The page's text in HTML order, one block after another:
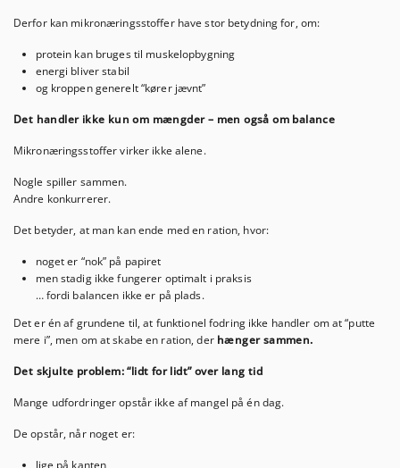
Derfor kan mikronæringsstoffer have stor betydning for, om:
protein kan bruges til muskelopbygning
energi bliver stabil
og kroppen generelt “kører jævnt”
Det handler ikke kun om mængder – men også om balance
Mikronæringsstoffer virker ikke alene.
Nogle spiller sammen.
Andre konkurrerer.
Det betyder, at man kan ende med en ration, hvor:
noget er “nok” på papiret
men stadig ikke fungerer optimalt i praksis
… fordi balancen ikke er på plads.
Det er én af grundene til, at funktionel fodring ikke handler om at “putte
mere i”, men om at skabe en ration, der hænger sammen.
Det skjulte problem: “lidt for lidt” over lang tid
Mange udfordringer opstår ikke af mangel på én dag.
De opstår, når noget er:
lige på kanten